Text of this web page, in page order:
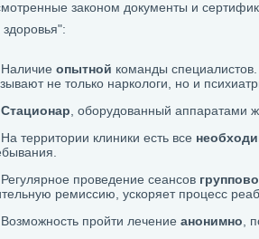
законом документы и
Наличие опытной команды
не только наркологи, но и
Стационар , оборудованный аппаратами
На территории клиники есть все
Регулярное проведение сеансов
ремиссию, ускоряет процесс
Возможность пройти лечение анонимно ,